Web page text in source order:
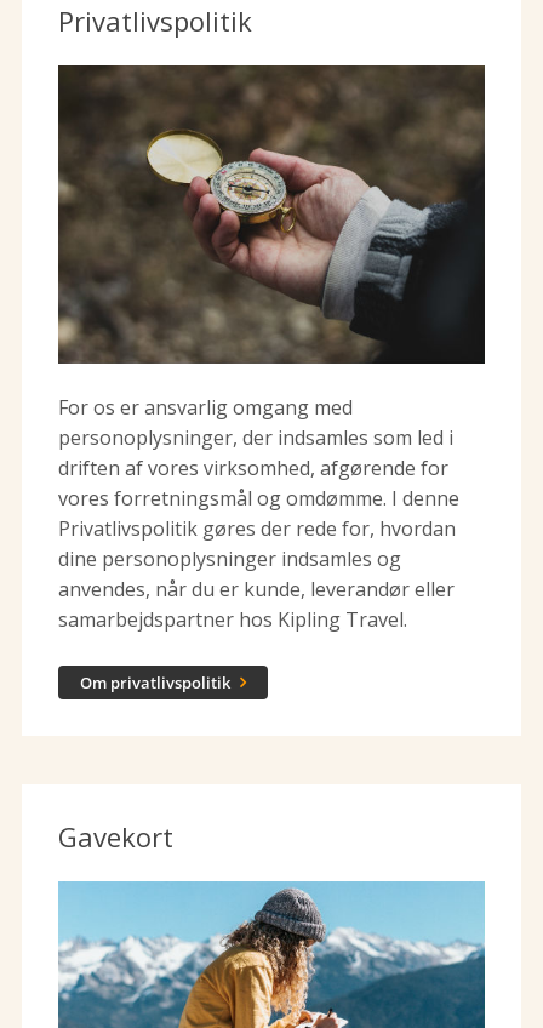
Privatlivspolitik
For os er ansvarlig omgang med
personoplysninger, der indsamles som led i
driften af vores virksomhed, afgørende for
vores forretningsmål og omdømme. I denne
Privatlivspolitik gøres der rede for, hvordan
dine personoplysninger indsamles og
anvendes, når du er kunde, leverandør eller
samarbejdspartner hos Kipling Travel.
Om privatlivspolitik 
Gavekort